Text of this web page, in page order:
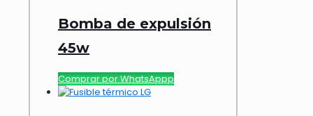
Bomba de expulsión
45w
Comprar por WhatsAppp